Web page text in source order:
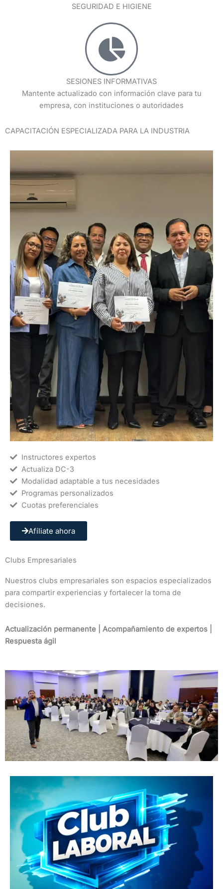
SEGURIDAD E HIGIENE
SESIONES INFORMATIVAS
Mantente actualizado con información clave para tu
empresa, con instituciones o autoridades
CAPACITACIÓN ESPECIALIZADA PARA LA INDUSTRIA
Instructores expertos
Actualiza DC-3
Modalidad adaptable a tus necesidades
Programas personalizados
Cuotas preferenciales
Afíliate ahora
Clubs Empresariales
Nuestros clubs empresariales son espacios especializados
para compartir experiencias y fortalecer la toma de
decisiones.
Actualización permanente | Acompañamiento de expertos |
Respuesta ágil